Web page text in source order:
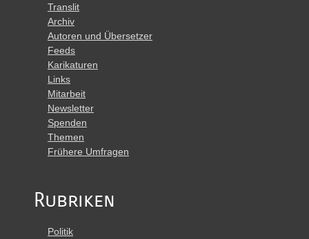
Translit
Archiv
Autoren und Übersetzer
Feeds
Karikaturen
Links
Mitarbeit
Newsletter
Spenden
Themen
Frühere Umfragen
Rubriken
Politik